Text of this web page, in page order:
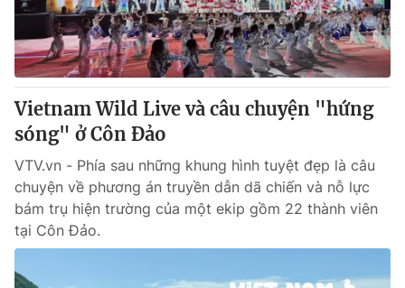
Vietnam Wild Live và câu chuyện "hứng
sóng" ở Côn Đảo
VTV.vn - Phía sau những khung hình tuyệt đẹp là câu
chuyện về phương án truyền dẫn dã chiến và nỗ lực
bám trụ hiện trường của một ekip gồm 22 thành viên
tại Côn Đảo.